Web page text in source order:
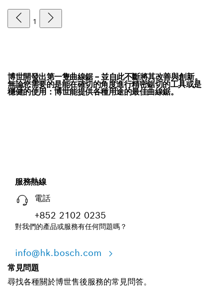
1
博世開發出第一隻曲線鋸 – 並自此不斷將其改善與創新。
無論您需要的是能在確切的角度進行精密鋸切的工具或是
穩健的使用：博世能提供各種用途的最佳曲線鋸。
服務熱線
電話
+852 2102 0235
對我們的產品或服務有任何問題嗎？
info@hk.bosch.com
常見問題
尋找各種關於博世售後服務的常見問答。